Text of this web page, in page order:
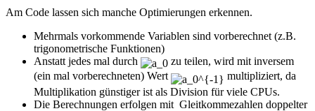
Am Code lassen sich manche Optimierungen erkennen.
Mehrmals vorkommende Variablen sind vorberechnet (z.B.
trigonometrische Funktionen)
Anstatt jedes mal durch
zu teilen, wird mit inversem
(ein mal vorberechneten) Wert
multipliziert, da
Multiplikation günstiger ist als Division für viele CPUs.
Die Berechnungen erfolgen mit Gleitkommezahlen doppelter